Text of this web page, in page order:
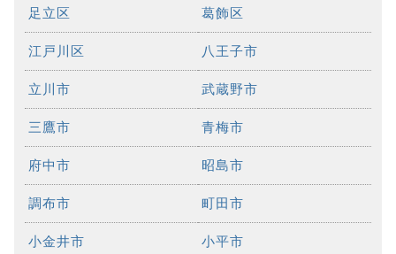
足立区 葛飾区
江戸川区 八王子市
立川市 武蔵野市
三鷹市 青梅市
府中市 昭島市
調布市 町田市
小金井市 小平市